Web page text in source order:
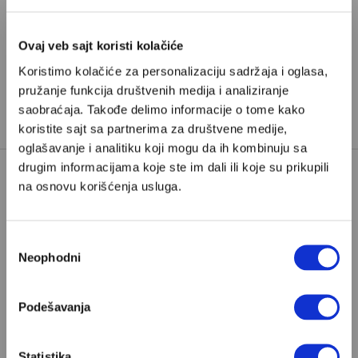
Ovaj veb sajt koristi kolačiće
Koristimo kolačiće za personalizaciju sadržaja i oglasa,
pružanje funkcija društvenih medija i analiziranje
saobraćaja. Takođe delimo informacije o tome kako
koristite sajt sa partnerima za društvene medije,
oglašavanje i analitiku koji mogu da ih kombinuju sa
drugim informacijama koje ste im dali ili koje su prikupili
na osnovu korišćenja usluga.
сагласности
Neophodni
Podešavanja
Već imate nalog?
Jasmin Klarićje novinar iz Hrvatske i saradnik Velikih
priča
TAGOVI:
PROSVJEDI
ŽELEZNIČKA STANICA U NOVOM